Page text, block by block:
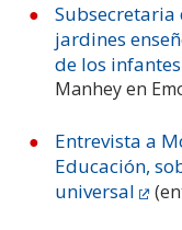
Subsecretaria
jardines
de los infantes
Manhey en
Entrevista a
Educación,
universal